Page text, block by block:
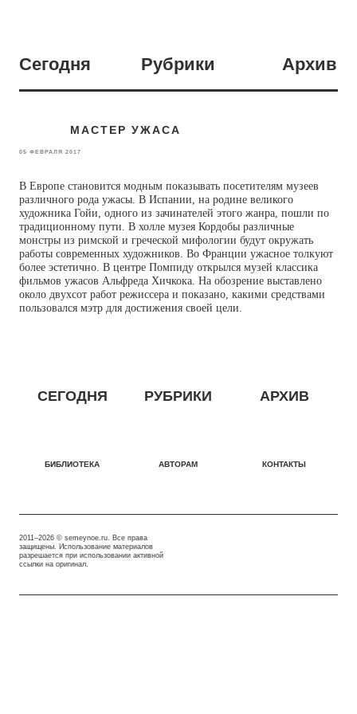
Сегодня Рубрики Архив
МАСТЕР УЖАСА
05 ФЕВРАЛЯ 2017
В Европе становится модным показывать посетителям музеев
различного рода ужасы. В Испании, на родине великого
художника Гойи, одного из зачинателей этого жанра, пошли по
традиционному пути. В холле музея Кордобы различные
монстры из римской и греческой мифологии будут окружать
работы современных художников. Во Франции ужасное толкуют
более эстетично. В центре Помпиду открылся музей классика
фильмов ужасов Альфреда Хичкока. На обозрение выставлено
около двухсот работ режиссера и показано, какими средствами
пользовался мэтр для достижения своей цели.
СЕГОДНЯ РУБРИКИ АРХИВ
БИБЛИОТЕКА АВТОРАМ КОНТАКТЫ
2011–2026 © semeynoe.ru. Все права
защищены. Использование материалов
разрешается при использовании активной
ссылки на оригинал.